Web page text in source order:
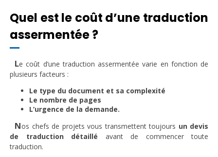
Quel est le coût d’une traduction
assermentée ?
Le coût d’une traduction assermentée varie en fonction de
plusieurs facteurs :
Le type du document et sa complexité
Le nombre de pages
L’urgence de la demande.
Nos chefs de projets vous transmettent toujours un devis
de traduction détaillé avant de commencer toute
traduction.